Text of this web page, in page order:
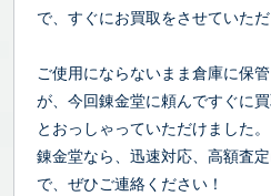
で、すぐにお買取をさせていただ
ご使用にならないまま倉庫に保
が、今回錬金堂に頼んですぐに
とおっしゃっていただけました。
錬金堂なら、迅速対応、高額査
で、ぜひご連絡ください！